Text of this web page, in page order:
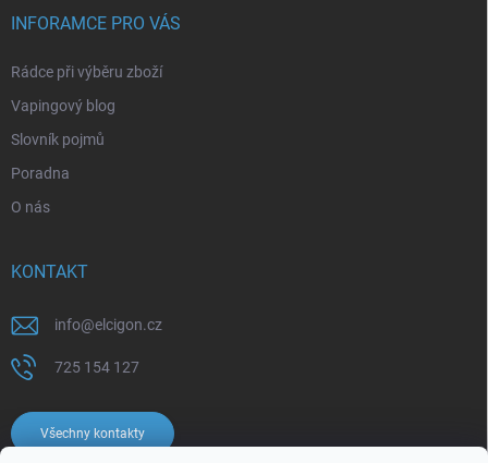
INFORAMCE PRO VÁS
Rádce při výběru zboží
Vapingový blog
Slovník pojmů
Poradna
O nás
KONTAKT
info@elcigon.cz
725 154 127
Všechny kontakty